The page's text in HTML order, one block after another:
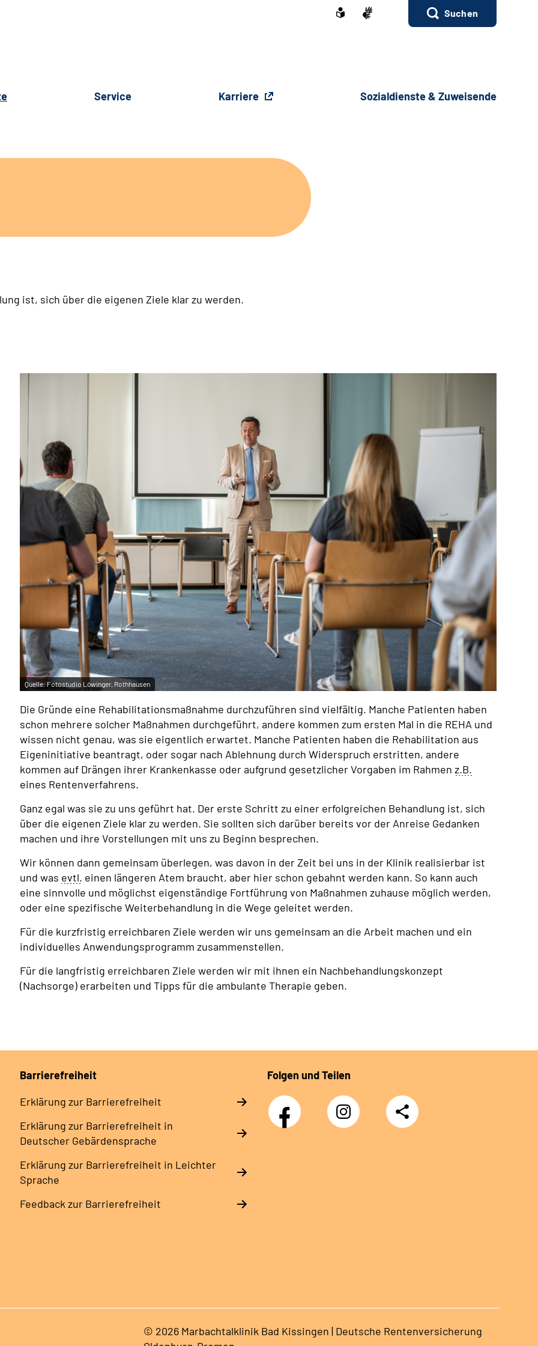
Suchen
Service Karriere Sozialdienste & Zuweisende
ist, sich über die eigenen Ziele klar zu werden.
Quelle: Fotostudio Löwinger, Rothhausen
Die Gründe eine Rehabilitationsmaßnahme durchzuführen sind vielfältig. Manche Patienten haben
schon mehrere solcher Maßnahmen durchgeführt, andere kommen zum ersten Mal in die REHA und
wissen nicht genau, was sie eigentlich erwartet. Manche Patienten haben die Rehabilitation aus
Eigeninitiative beantragt, oder sogar nach Ablehnung durch Widerspruch erstritten, andere
kommen auf Drängen ihrer Krankenkasse oder aufgrund gesetzlicher Vorgaben im Rahmen z.B.
eines Rentenverfahrens.
Ganz egal was sie zu uns geführt hat. Der erste Schritt zu einer erfolgreichen Behandlung ist, sich
über die eigenen Ziele klar zu werden. Sie sollten sich darüber bereits vor der Anreise Gedanken
machen und ihre Vorstellungen mit uns zu Beginn besprechen.
Wir können dann gemeinsam überlegen, was davon in der Zeit bei uns in der Klinik realisierbar ist
und was evtl. einen längeren Atem braucht, aber hier schon gebahnt werden kann. So kann auch
eine sinnvolle und möglichst eigenständige Fortführung von Maßnahmen zuhause möglich werden,
oder eine spezifische Weiterbehandlung in die Wege geleitet werden.
Für die kurzfristig erreichbaren Ziele werden wir uns gemeinsam an die Arbeit machen und ein
individuelles Anwendungsprogramm zusammenstellen.
Für die langfristig erreichbaren Ziele werden wir mit ihnen ein Nachbehandlungskonzept
(Nachsorge) erarbeiten und Tipps für die ambulante Therapie geben.
Barrierefreiheit
Erklärung zur Barrierefreiheit
Erklärung zur Barrierefreiheit in
Deutscher Gebärdensprache
Erklärung zur Barrierefreiheit in Leichter
Sprache
Feedback zur Barrierefreiheit
Folgen und Teilen
Facebook Instagram
Teilen
© 2026 Marbachtalklinik Bad Kissingen | Deutsche Rentenversicherung